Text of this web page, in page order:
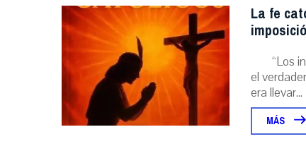
La fe
“Los
el
era llevar...
MÁS